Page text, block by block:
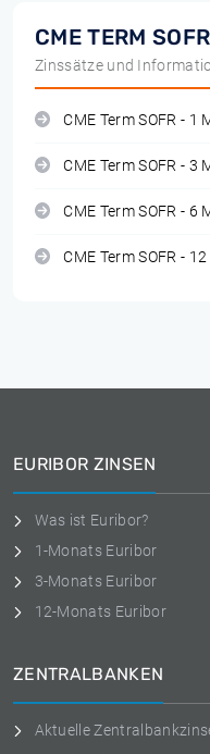
CME TERM SOFR
Zinssätze und
CME Term SOFR - 1
CME Term SOFR - 3
CME Term SOFR - 6
CME Term SOFR -
EURIBOR ZINSEN
Was ist Euribor?
1-Monats Euribor
3-Monats Euribor
12-Monats Euribor
ZENTRALBANKEN
Aktuelle